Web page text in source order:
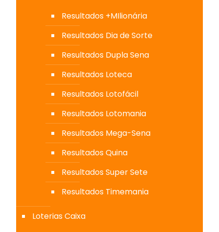
Resultados +MIlionária
Resultados Dia de Sorte
Resultados Dupla Sena
Resultados Loteca
Resultados Lotofácil
Resultados Lotomania
Resultados Mega-Sena
Resultados Quina
Resultados Super Sete
Resultados Timemania
Loterias Caixa